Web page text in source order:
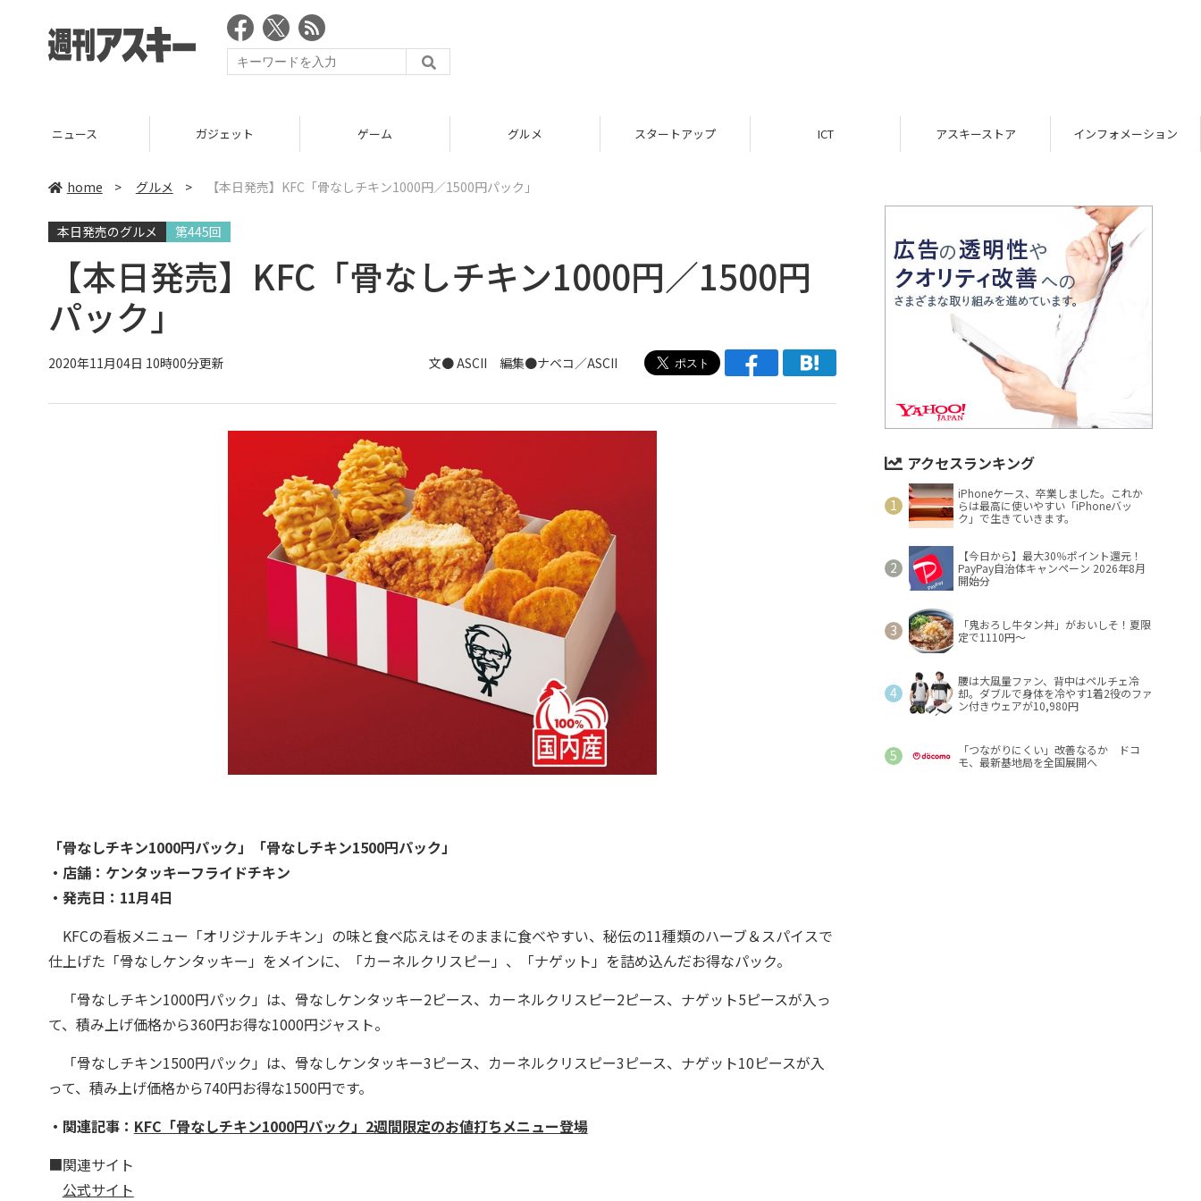
ニュース ガジェット ゲーム グルメ スタートアップ ICT アスキーストア インフォメーション
home > グルメ > 【本日発売】KFC「骨なしチキン1000円／1500円パック」
本日発売のグルメ 第445回
【本日発売】KFC「骨なしチキン1000円／1500円
パック」
2020年11月04日 10時00分更新 文● ASCII 編集●ナベコ ／ASCII
「骨なしチキン1000円パック」「骨なしチキン1500円パック」
・店舗：ケンタッキーフライドチキン
・発売日：11月4日
KFCの看板メニュー「オリジナルチキン」の味と食べ応えはそのままに食べやすい、秘伝の11種類のハーブ＆スパイスで
仕上げた「骨なしケンタッキー」をメインに、「カーネルクリスピー」、「ナゲット」を詰め込んだお得なパック。
「骨なしチキン1000円パック」は、骨なしケンタッキー2ピース、カーネルクリスピー2ピース、ナゲット5ピースが入っ
て、積み上げ価格から360円お得な1000円ジャスト。
「骨なしチキン1500円パック」は、骨なしケンタッキー3ピース、カーネルクリスピー3ピース、ナゲット10ピースが入
って、積み上げ価格から740円お得な1500円です。
・関連記事： KFC「骨なしチキン1000円パック」2週間限定のお値打ちメニュー登場
■関連サイト
公式サイト
アクセスランキング
iPhoneケース、卒業しました。これか
らは最高に使いやすい「iPhoneバッ
ク」で生きていきます。
【今日から】最大30％ポイント還元！
PayPay自治体キャンペーン 2026年8月
開始分
「鬼おろし牛タン丼」がおいしそ！夏限
定で1110円～
腰は大風量ファン、背中はペルチェ冷
却。ダブルで身体を冷やす1着2役のファ
ン付きウェアが10,980円
「つながりにくい」改善なるか ドコ
モ、最新基地局を全国展開へ